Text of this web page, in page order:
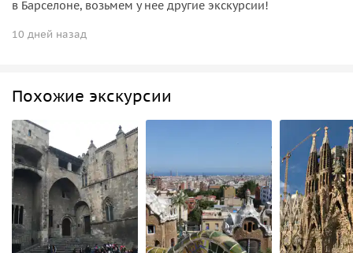
в Барселоне, возьмем у нее другие экскурсии!
10 дней назад
Похожие экскурсии